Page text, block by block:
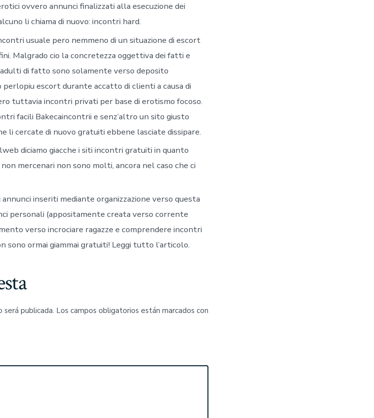
ovvero annunci finalizzati alla esecuzione dei
li chiama di nuovo: incontri hard.
usuale pero nemmeno di un situazione di escort
Malgrado cio la concretezza oggettiva dei fatti e
di fatto sono solamente verso deposito
escort durante accatto di clienti a causa di
tuttavia incontri privati per base di erotismo focoso.
facili Bakecaincontrii e senz’altro un sito giusto
li cercate di nuovo gratuiti ebbene lasciate dissipare.
diciamo giacche i siti incontri gratuiti in quanto
mercenari non sono molti, ancora nel caso che ci
inseriti mediante organizzazione verso questa
personali (appositamente creata verso corrente
verso incrociare ragazze e comprendere incontri
ormai giammai gratuiti! Leggi tutto l’articolo.
será publicada. Los campos obligatorios están marcados con